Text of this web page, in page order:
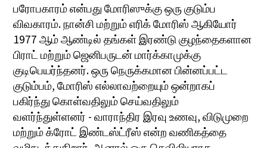
பரோபகாரம் என்பது மோரிஸுக்கு ஒரு குடும்ப
விவகாரம். நான்சி மற்றும் எரிக் மோரிஸ் ஆகியோர்
1977 ஆம் ஆண்டில் தங்கள் இரண்டு குழந்தைகளான
பிராட் மற்றும் ஜெனிபருடன் மார்க்காமுக்கு
குடிபெயர்ந்தனர். ஒரு நெருக்கமான பின்னப்பட்ட
குடும்பம், மோரிஸ் எல்லாவற்றையும் ஒன்றாகப்
பகிர்ந்து கொள்வதிலும் செய்வதிலும்
வளர்ந்துள்ளனர் - வாராந்திர இரவு உணவு, விடுமுறை
மற்றும் க்ரோட் இண்டஸ்ட்ரீஸ் என்ற வணிகத்தை